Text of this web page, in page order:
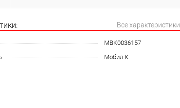
Все характеристики
MBK0036157
Мобил К